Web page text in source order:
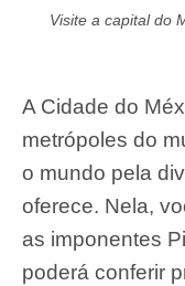
Visite a capital do
A Cidade do
metrópoles do
o mundo pela
oferece. Nela,
as imponentes
poderá conferir